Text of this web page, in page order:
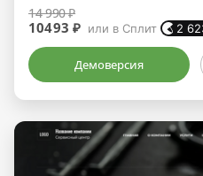
14 990 ₽
10493 ₽ или в Сплит 2
Демоверсия